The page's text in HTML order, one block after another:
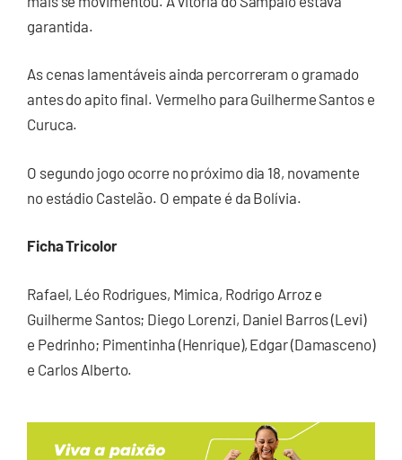
garantida.
As cenas lamentáveis ainda percorreram o gramado
antes do apito final. Vermelho para Guilherme Santos e
Curuca.
O segundo jogo ocorre no próximo dia 18, novamente
no estádio Castelão. O empate é da Bolívia.
Ficha Tricolor
Rafael, Léo Rodrigues, Mimica, Rodrigo Arroz e
Guilherme Santos; Diego Lorenzi, Daniel Barros (Levi)
e Pedrinho; Pimentinha (Henrique), Edgar (Damasceno)
e Carlos Alberto.